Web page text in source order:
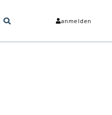
anmelden